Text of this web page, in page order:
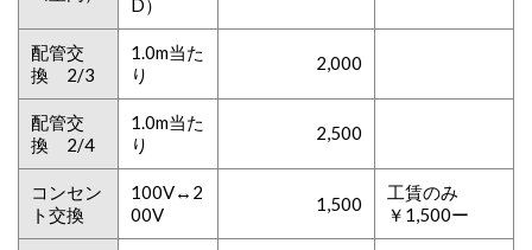
D）
配管交
換 2/3
1.0m当た
り
2,000
配管交
換 2/4
1.0m当た
り
2,500
コンセン
ト交換
100V↔2
00V
1,500
工賃のみ
￥1,500ー